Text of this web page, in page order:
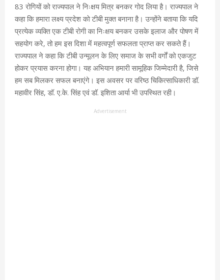
83 रोगियों को राज्यपाल ने निःक्षय मित्र बनकर गोद लिया है। राज्यपाल ने
कहा कि हमारा लक्ष्य प्रदेश को टीबी मुक्त बनाना है। उन्होंने बताया कि यदि
प्रत्येक व्यक्ति एक टीबी रोगी का निःक्षय बनकर उसके इलाज और पोषण में
सहयोग करे, तो हम इस दिशा में महत्वपूर्ण सफलता प्राप्त कर सकते हैं।
राज्यपाल ने कहा कि टीबी उन्मूलन के लिए समाज के सभी वर्गों को एकजुट
होकर प्रयास करना होगा। यह अभियान हमारी सामूहिक जिम्मेदारी है, जिसे
हम सब मिलकर सफल बनाएंगे। इस अवसर पर वरिष्ठ चिकित्साधिकारी डॉ.
महावीर सिंह, डॉ. ए.के. सिंह एवं डॉ. इशिता आर्या भी उपस्थित रही।
Advertisement